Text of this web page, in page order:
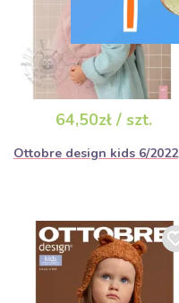
64,50zł / szt.
Ottobre design kids 6/2022